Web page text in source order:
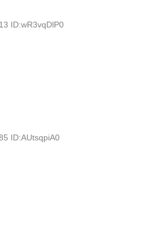
ID:wR3vqDlP0
ID:AUtsqpiA0